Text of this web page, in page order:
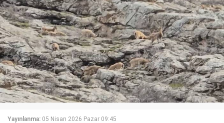
Yayınlanma: 05 Nisan 2026 Pazar 09:45